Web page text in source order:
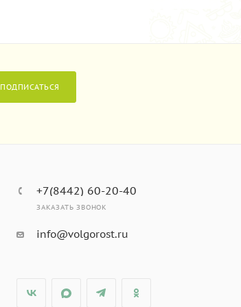
ПОДПИСАТЬСЯ
+7(8442) 60-20-40
ЗАКАЗАТЬ ЗВОНОК
info@volgorost.ru